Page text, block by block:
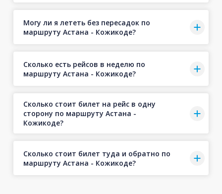
Могу ли я лететь без пересадок по
маршруту Астана - Кожикоде?
Сколько есть рейсов в неделю по
маршруту Астана - Кожикоде?
Сколько стоит билет на рейс в одну
сторону по маршруту Астана -
Кожикоде?
Сколько стоит билет туда и обратно по
маршруту Астана - Кожикоде?